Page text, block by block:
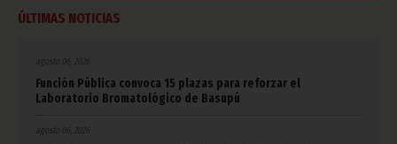
ÚLTIMAS NOTICIAS
agosto 06, 2026
Función Pública convoca 15 plazas para reforzar el
Laboratorio Bromatológico de Basupú
agosto 06, 2026